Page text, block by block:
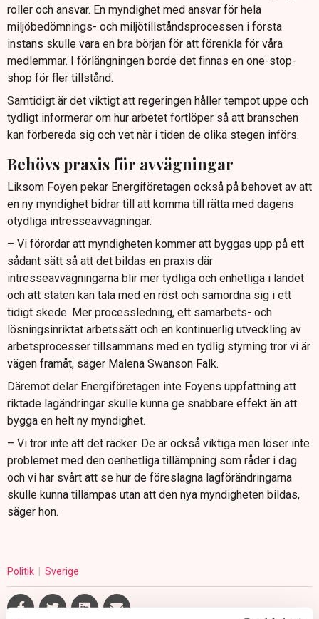
roller och ansvar. En myndighet med ansvar för hela
miljöbedömnings- och miljötillståndsprocessen i första
instans skulle vara en bra början för att förenkla för våra
medlemmar. I förlängningen borde det finnas en one-stop-
shop för fler tillstånd.
Samtidigt är det viktigt att regeringen håller tempot uppe och
tydligt informerar om hur arbetet fortlöper så att branschen
kan förbereda sig och vet när i tiden de olika stegen införs.
Behövs praxis för avvägningar
Liksom Foyen pekar Energiföretagen också på behovet av att
en ny myndighet bidrar till att komma till rätta med dagens
otydliga intresseavvägningar.
– Vi förordar att myndigheten kommer att byggas upp på ett
sådant sätt så att det bildas en praxis där
intresseavvägningarna blir mer tydliga och enhetliga i landet
och att staten kan tala med en röst och samordna sig i ett
tidigt skede. Mer processledning, ett samarbets- och
lösningsinriktat arbetssätt och en kontinuerlig utveckling av
arbetsprocesser tillsammans med en tydlig styrning tror vi är
vägen framåt, säger Malena Swanson Falk.
Däremot delar Energiföretagen inte Foyens uppfattning att
riktade lagändringar skulle kunna ge snabbare effekt än att
bygga en helt ny myndighet.
– Vi tror inte att det räcker. De är också viktiga men löser inte
problemet med den oenhetliga tillämpning som råder i dag
och vi har svårt att se hur de föreslagna lagförändringarna
skulle kunna tillämpas utan att den nya myndigheten bildas,
säger hon.
Politik Sverige